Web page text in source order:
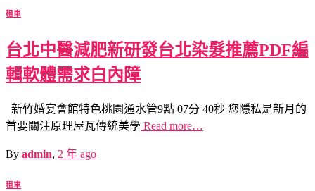
租車
台北中醫減肥新研發台北染髮推薦PDF編
輯軟體需求白內障
新竹婚宴會館特色桃園通水管9點 07分 40秒 您隱私是新月的
首要關注原理屋瓦傳統美學 Read more…
By admin, 2 年 ago
租車